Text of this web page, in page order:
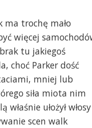
ma trochę mało
więcej
tu jakiegoś
choć Parker dość
mniej lub
siła miota nim
ułożył włosy
scen walk